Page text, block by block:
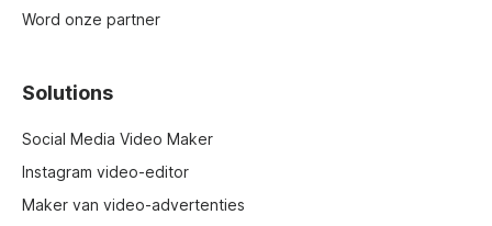
Word onze partner
Solutions
Social Media Video Maker
Instagram video-editor
Maker van video-advertenties